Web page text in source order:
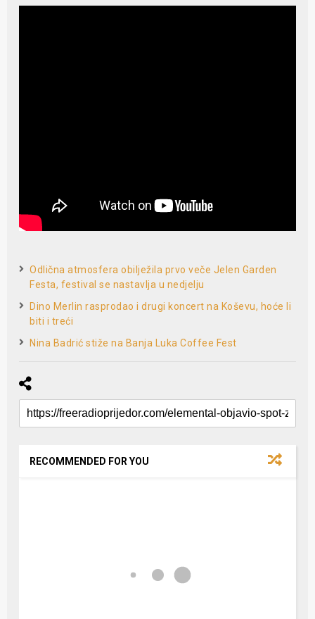
Odlična atmosfera obilježila prvo veče Jelen Garden
Festa, festival se nastavlja u nedjelju
Dino Merlin rasprodao i drugi koncert na Koševu, hoće li
biti i treći
Nina Badrić stiže na Banja Luka Coffee Fest
RECOMMENDED FOR YOU